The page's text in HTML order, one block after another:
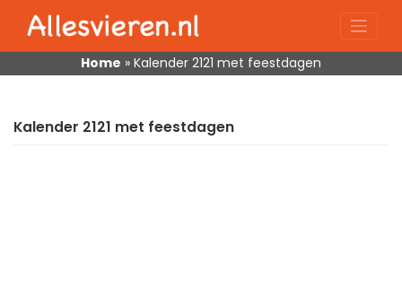
content
Home » Kalender 2121 met feestdagen
Kalender 2121 met feestdagen